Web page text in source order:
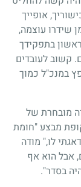
אופייך
שידרו עוצמה,
בתפקידך
קשוב לעובדים
במנכ"ל כמוך
מובחרת של
מבצע "חומת
לו," מודה
אבל הוא אף
בסדר".